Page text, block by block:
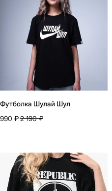
Футболка Шулай Шул
990 ₽2 190 ₽